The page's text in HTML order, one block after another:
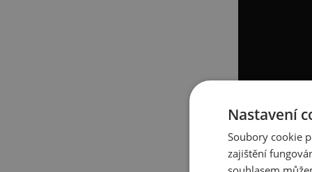
3.
Často se
Nastavení
Soubory cookie
zajištění